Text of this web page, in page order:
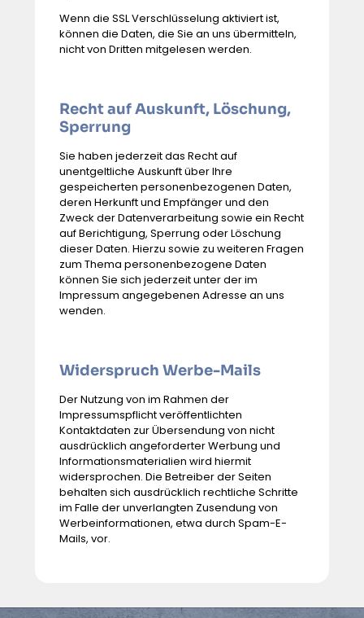
Wenn die SSL Verschlüsselung aktiviert ist,
können die Daten, die Sie an uns übermitteln,
nicht von Dritten mitgelesen werden.
Recht auf Auskunft, Löschung,
Sperrung
Sie haben jederzeit das Recht auf
unentgeltliche Auskunft über Ihre
gespeicherten personenbezogenen Daten,
deren Herkunft und Empfänger und den
Zweck der Datenverarbeitung sowie ein Recht
auf Berichtigung, Sperrung oder Löschung
dieser Daten. Hierzu sowie zu weiteren Fragen
zum Thema personenbezogene Daten
können Sie sich jederzeit unter der im
Impressum angegebenen Adresse an uns
wenden.
Widerspruch Werbe-Mails
Der Nutzung von im Rahmen der
Impressumspflicht veröffentlichten
Kontaktdaten zur Übersendung von nicht
ausdrücklich angeforderter Werbung und
Informationsmaterialien wird hiermit
widersprochen. Die Betreiber der Seiten
behalten sich ausdrücklich rechtliche Schritte
im Falle der unverlangten Zusendung von
Werbeinformationen, etwa durch Spam-E-
Mails, vor.